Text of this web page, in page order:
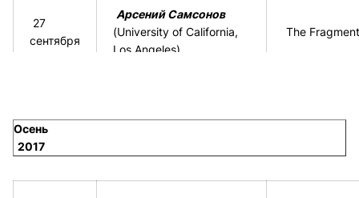
27
сентября
Арсений Самсонов
(University of California,
Los Angeles)
The
Осень
2017